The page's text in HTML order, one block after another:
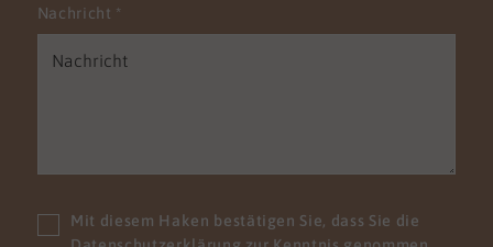
Nachricht *
Mit diesem Haken bestätigen Sie, dass Sie die